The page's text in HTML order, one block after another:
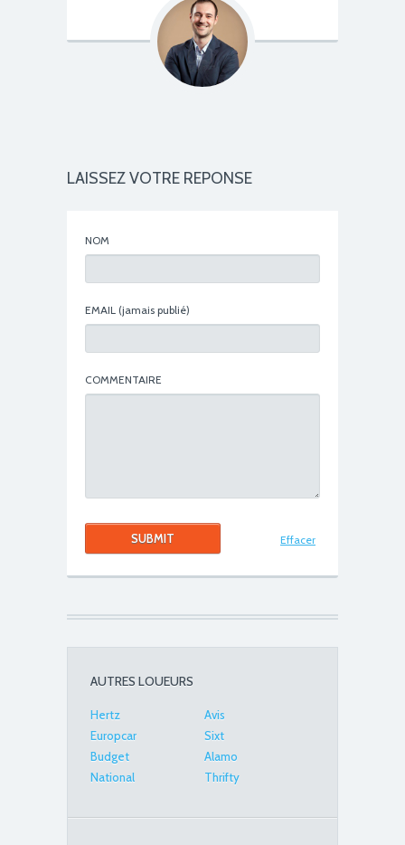
LAISSEZ VOTRE REPONSE
NOM
EMAIL (jamais publié)
COMMENTAIRE
Effacer
AUTRES LOUEURS
Hertz
Avis
Europcar
Sixt
Budget
Alamo
National
Thrifty